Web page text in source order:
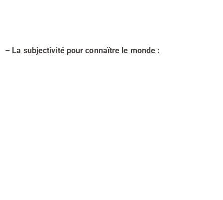
– La subjectivité pour connaïtre le monde :